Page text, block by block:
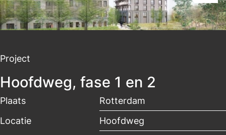
Project
Hoofdweg, fase 1 en 2
Plaats
Rotterdam
Locatie
Hoofdweg